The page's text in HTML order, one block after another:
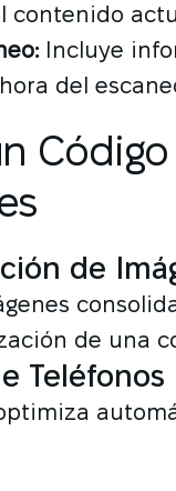
contenido
Incluye
del
de
de una